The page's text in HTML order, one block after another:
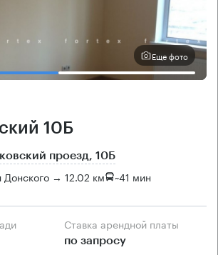
Еще фото
10Б
проезд, 10Б
Донского → 12.02 км ~41 мин
Ставка арендной платы
по запросу